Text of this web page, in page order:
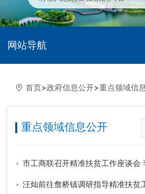
网站导航
首页>政府信息公开>重点领域信
重点领域信息公开
汪灿前往詹桥镇调研指导精准扶贫